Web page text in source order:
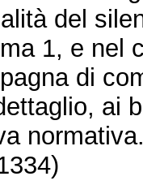
del
1, e nel
di
ai